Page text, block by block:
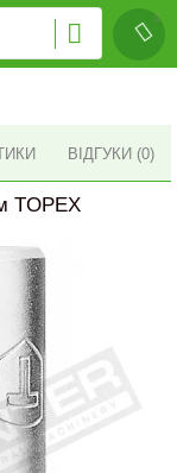
ВІДГУКИ (0)
TOPEX